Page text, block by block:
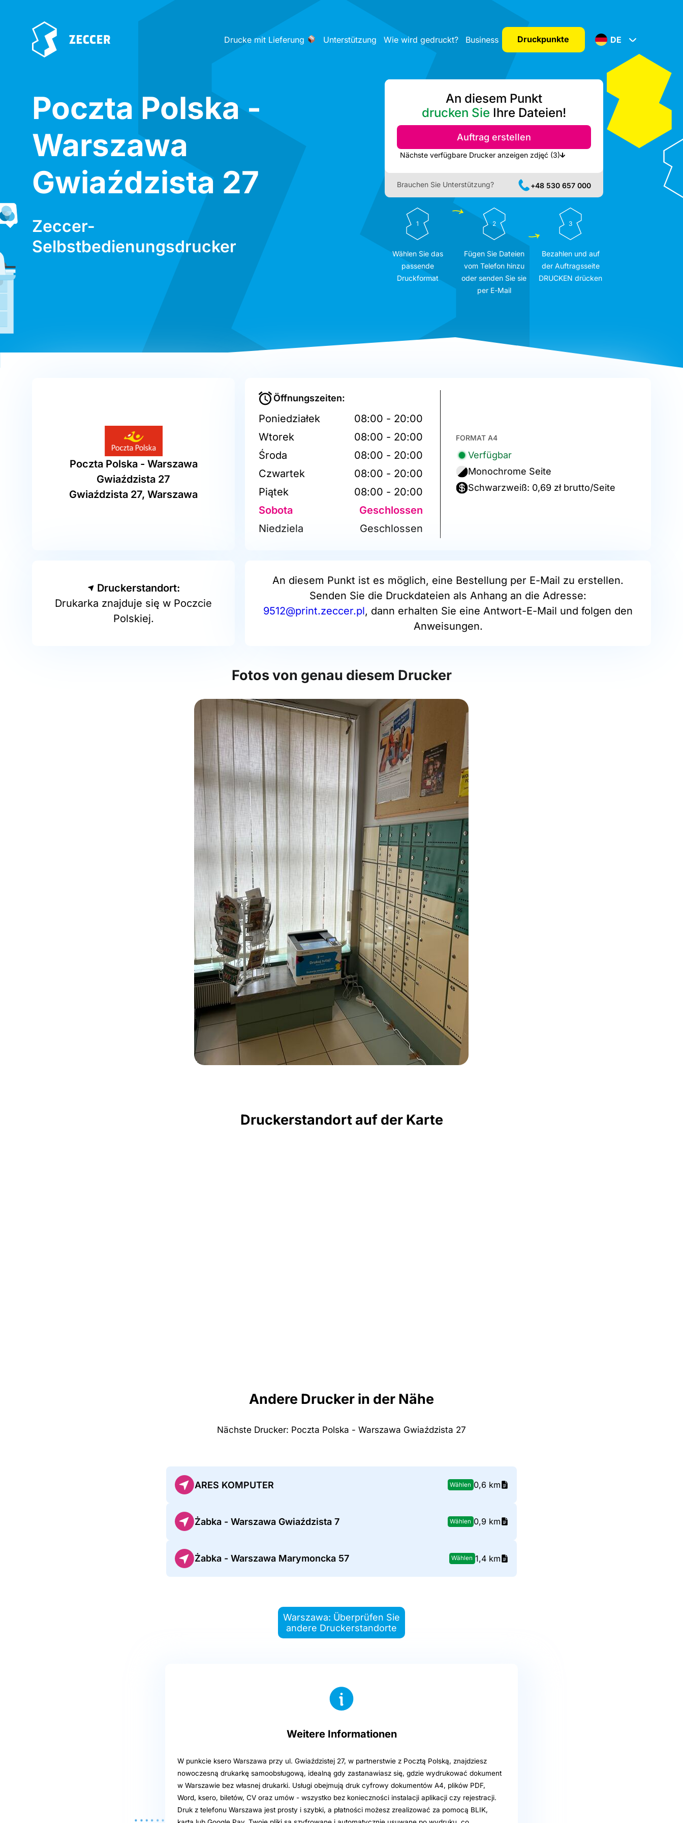
Drucke mit Lieferung Unterstützung Wie wird gedruckt? Business Druckpunkte DE
Poczta Polska -
Warszawa
Gwiaździsta 27
Zeccer-
Selbstbedienungsdrucker
An diesem Punkt
drucken Sie Ihre Dateien!
Auftrag erstellen
Nächste verfügbare Drucker anzeigen zdjęć (3)
Brauchen Sie Unterstützung? +48 530 657 000
1
Wählen Sie das
passende
Druckformat
2
Fügen Sie Dateien
vom Telefon hinzu
oder senden Sie sie
per E-Mail
3
Bezahlen und auf
der Auftragsseite
DRUCKEN drücken
Poczta Polska - Warszawa
Gwiaździsta 27
Gwiaździsta 27, Warszawa
Öffnungszeiten:
Poniedziałek
08:00 - 20:00
Wtorek
08:00 - 20:00
Środa
08:00 - 20:00
Czwartek
08:00 - 20:00
Piątek
08:00 - 20:00
Sobota
Geschlossen
Niedziela
Geschlossen
FORMAT A4
Verfügbar
Monochrome Seite
Schwarzweiß: 0,69 zł brutto/Seite
Druckerstandort:
Drukarka znajduje się w Poczcie
Polskiej.
An diesem Punkt ist es möglich, eine Bestellung per E-Mail zu erstellen.
Senden Sie die Druckdateien als Anhang an die Adresse:
9512@print.zeccer.pl, dann erhalten Sie eine Antwort-E-Mail und folgen den
Anweisungen.
Fotos von genau diesem Drucker
Druckerstandort auf der Karte
Andere Drucker in der Nähe
Nächste Drucker: Poczta Polska - Warszawa Gwiaździsta 27
ARES KOMPUTER Wählen 0,6 km
Żabka - Warszawa Gwiaździsta 7 Wählen 0,9 km
Żabka - Warszawa Marymoncka 57 Wählen 1,4 km
Warszawa: Überprüfen Sie
andere Druckerstandorte
Weitere Informationen
W punkcie ksero Warszawa przy ul. Gwiaździstej 27, w partnerstwie z Pocztą Polską, znajdziesz
nowoczesną drukarkę samoobsługową, idealną gdy zastanawiasz się, gdzie wydrukować dokument
w Warszawie bez własnej drukarki. Usługi obejmują druk cyfrowy dokumentów A4, plików PDF,
Word, ksero, biletów, CV oraz umów - wszystko bez konieczności instalacji aplikacji czy rejestracji.
Druk z telefonu Warszawa jest prosty i szybki, a płatności możesz zrealizować za pomocą BLIK,